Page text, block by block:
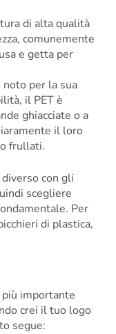
di alta qualità
comunemente
e getta per
noto per la sua
il PET è
ghiacciate o a
il loro
frullati.
con gli
scegliere
Per
di plastica,
importante
crei il tuo logo
segue: